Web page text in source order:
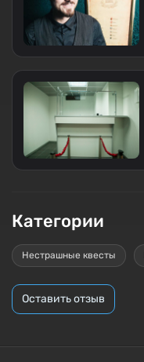
Категории
Нестрашные квесты
Оставить отзыв